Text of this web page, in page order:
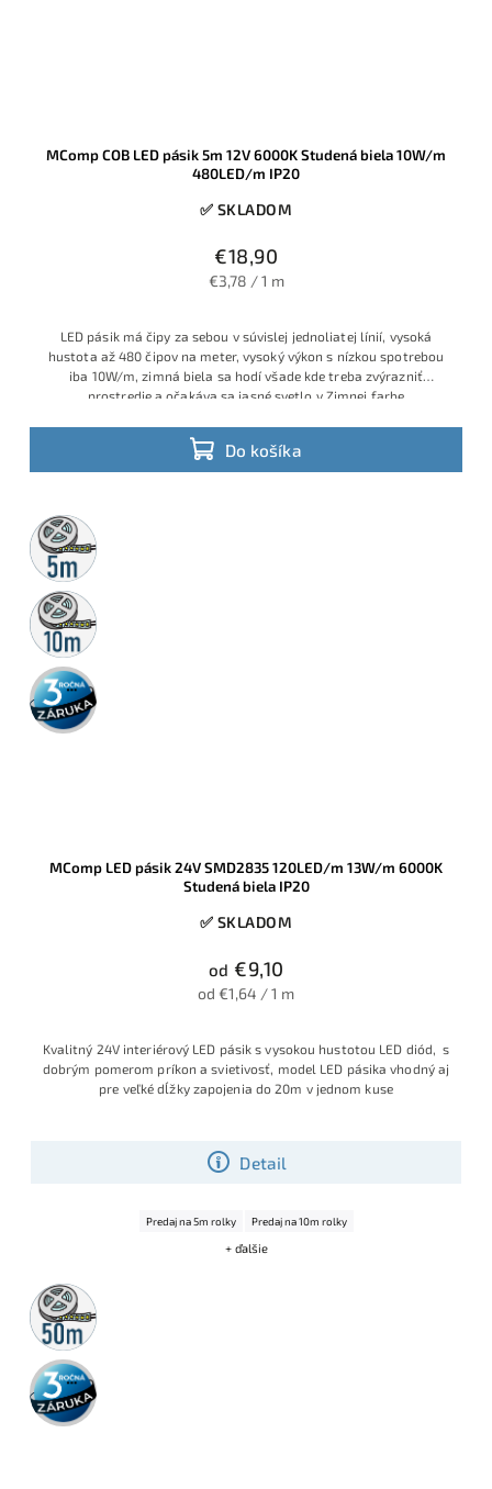
MComp COB LED pásik 5m 12V 6000K Studená biela 10W/m
480LED/m IP20
✅ SKLADOM
€18,90
€3,78 / 1 m
Do košíka
LED pásik má čipy za sebou v súvislej jednoliatej línií, vysoká
hustota až 480 čipov na meter, vysoký výkon s nízkou spotrebou
iba 10W/m, zimná biela sa hodí všade kde treba zvýrazniť
prostredie a očakáva sa jasné svetlo v Zimnej farbe
5m
rolka
10m
rolka
3 roky
záruka
MComp LED pásik 24V SMD2835 120LED/m 13W/m 6000K
Studená biela IP20
✅ SKLADOM
od €9,10
od €1,64 / 1 m
Detail
Kvalitný 24V interiérový LED pásik s vysokou hustotou LED diód, s
dobrým pomerom príkon a svietivosť, model LED pásika vhodný aj
pre veľké dĺžky zapojenia do 20m v jednom kuse
Predaj na 5m rolky Predaj na 10m rolky
+ ďalšie
50m
rolka
3 roky
záruka